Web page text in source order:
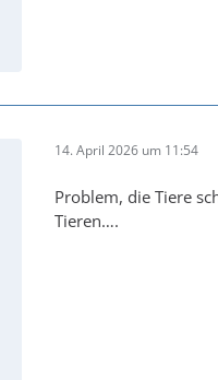
14. April 2026 um 11:54
Problem, die Tiere
Tieren….